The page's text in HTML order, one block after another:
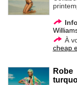
À
cheap